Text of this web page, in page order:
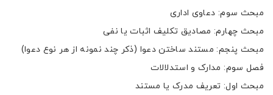
مبحث سوم: دعاوی اداری
مبحث چهارم: مصادیق تکلیف اثبات یا نفی
مبحث پنجم: مستند ساختن دعوا (ذکر چند نمونه از هر نوع دعوا)
فصل سوم: مدارک و استدلالات
مبحث اول: تعریف مدرک یا مستند